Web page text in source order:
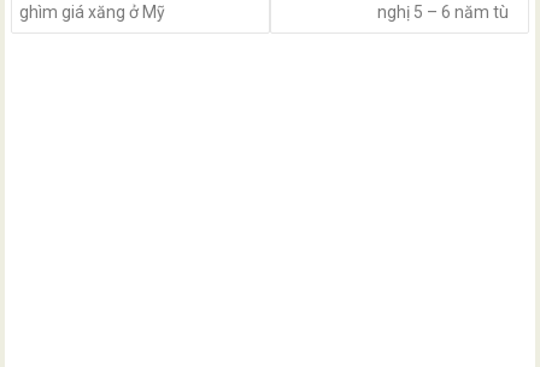
ghìm giá xăng ở Mỹ
nghị 5 – 6 năm tù